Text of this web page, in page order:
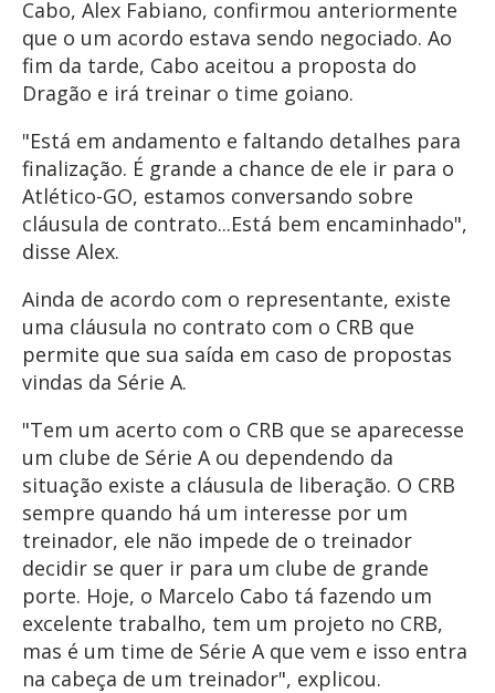
Cabo, Alex Fabiano, confirmou anteriormente
que o um acordo estava sendo negociado. Ao
fim da tarde, Cabo aceitou a proposta do
Dragão e irá treinar o time goiano.
"Está em andamento e faltando detalhes para
finalização. É grande a chance de ele ir para o
Atlético-GO, estamos conversando sobre
cláusula de contrato...Está bem encaminhado",
disse Alex.
Ainda de acordo com o representante, existe
uma cláusula no contrato com o CRB que
permite que sua saída em caso de propostas
vindas da Série A.
"Tem um acerto com o CRB que se aparecesse
um clube de Série A ou dependendo da
situação existe a cláusula de liberação. O CRB
sempre quando há um interesse por um
treinador, ele não impede de o treinador
decidir se quer ir para um clube de grande
porte. Hoje, o Marcelo Cabo tá fazendo um
excelente trabalho, tem um projeto no CRB,
mas é um time de Série A que vem e isso entra
na cabeça de um treinador", explicou.